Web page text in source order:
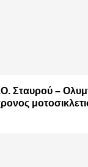
Σταυρού –